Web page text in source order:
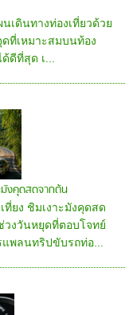
เดินทางท่องเที่ยวด้วย
ที่เหมาะสมบนท้อง
ดีที่สุด เ...
ะมังคุดสดจากต้น
ที่ยง ชิมเงาะมังคุดสด
งวันหยุดที่ตอบโจทย์
แพลนทริปขับรถท่อ...